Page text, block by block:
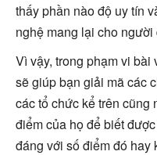
thấy phần nào độ uy tín
nghệ mang lại cho người
Vì vậy, trong phạm vi bài
sẽ giúp bạn giải mã các
các tổ chức kể trên cũng
điểm của họ để biết
đáng với số điểm đó hay